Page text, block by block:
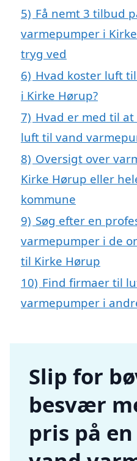
5) Få nemt 3 tilbud
varmepumper i
tryg ved
6) Hvad koster luft
i Kirke Hørup?
7) Hvad er med til
luft til vand
8) Oversigt over
Kirke Hørup eller
kommune
9) Søg efter en
varmepumper i de
til Kirke Hørup
10) Find firmaer til
varmepumper i
Slip for
besvær
pris på